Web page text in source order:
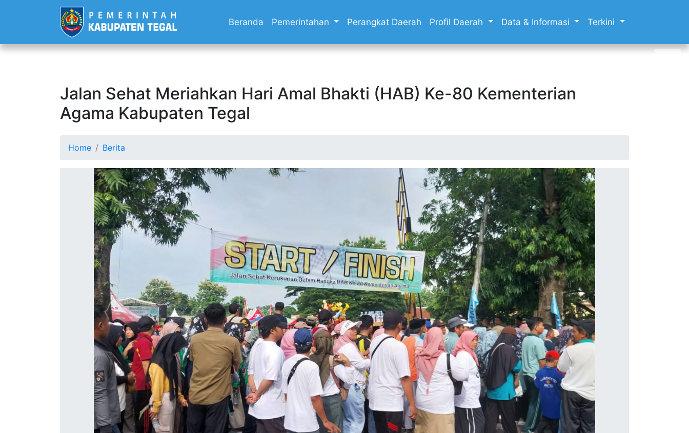
Beranda Pemerintahan Perangkat Daerah Profil Daerah Data & Informasi Terkini
Jalan Sehat Meriahkan Hari Amal Bhakti (HAB) Ke-80 Kementerian
Agama Kabupaten Tegal
Home Berita